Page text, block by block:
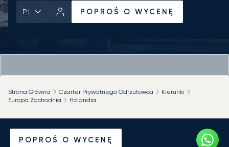
PL POPROŚ O WYCENĘ
POPROŚ O WYCENĘ
Strona Główna Czarter Prywatnego Odrzutowca
Kierunki
Europa Zachodnia
Holandia
Wynajmij jet prywatny